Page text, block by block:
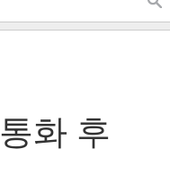
통화 후